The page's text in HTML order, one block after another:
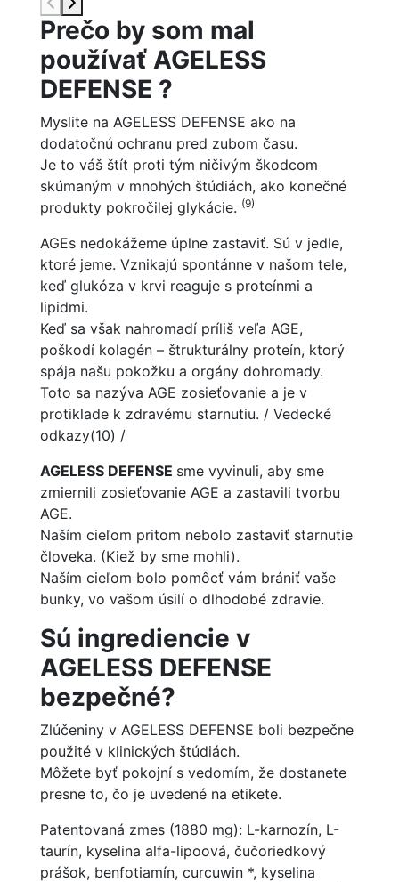
Prečo by som mal
používať AGELESS
DEFENSE ?
Myslite na AGELESS DEFENSE ako na
dodatočnú ochranu pred zubom času.
Je to váš štít proti tým ničivým škodcom
skúmaným v mnohých štúdiách, ako konečné
produkty pokročilej glykácie. (9)
AGEs nedokážeme úplne zastaviť. Sú v jedle,
ktoré jeme. Vznikajú spontánne v našom tele,
keď glukóza v krvi reaguje s proteínmi a
lipidmi.
Keď sa však nahromadí príliš veľa AGE,
poškodí kolagén – štrukturálny proteín, ktorý
spája našu pokožku a orgány dohromady.
Toto sa nazýva AGE zosieťovanie a je v
protiklade k zdravému starnutiu. / Vedecké
odkazy(10) /
AGELESS DEFENSE sme vyvinuli, aby sme
zmiernili zosieťovanie AGE a zastavili tvorbu
AGE.
Naším cieľom pritom nebolo zastaviť starnutie
človeka. (Kiež by sme mohli).
Naším cieľom bolo pomôcť vám brániť vaše
bunky, vo vašom úsilí o dlhodobé zdravie.
Sú ingrediencie v
AGELESS DEFENSE
bezpečné?
Zlúčeniny v AGELESS DEFENSE boli bezpečne
použité v klinických štúdiách.
Môžete byť pokojní s vedomím, že dostanete
presne to, čo je uvedené na etikete.
Patentovaná zmes (1880 mg): L-karnozín, L-
taurín, kyselina alfa-lipoová, čučoriedkový
prášok, benfotiamín, curcuwin *, kyselina